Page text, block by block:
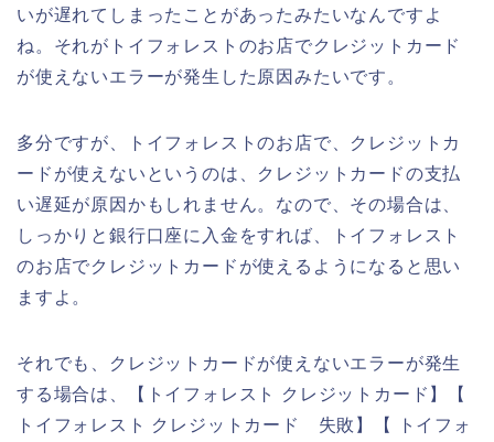
いが遅れてしまったことがあったみたいなんですよ
ね。それがトイフォレストのお店でクレジットカード
が使えないエラーが発生した原因みたいです。
多分ですが、トイフォレストのお店で、クレジットカ
ードが使えないというのは、クレジットカードの支払
い遅延が原因かもしれません。なので、その場合は、
しっかりと銀行口座に入金をすれば、トイフォレスト
のお店でクレジットカードが使えるようになると思い
ますよ。
それでも、クレジットカードが使えないエラーが発生
する場合は、【トイフォレスト クレジットカード】【
トイフォレスト クレジットカード 失敗】【 トイフォ